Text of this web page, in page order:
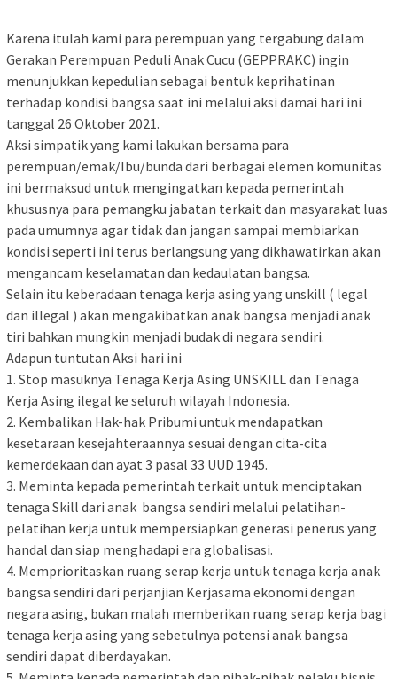
Karena itulah kami para perempuan yang tergabung dalam
Gerakan Perempuan Peduli Anak Cucu (GEPPRAKC) ingin
menunjukkan kepedulian sebagai bentuk keprihatinan
terhadap kondisi bangsa saat ini melalui aksi damai hari ini
tanggal 26 Oktober 2021.
Aksi simpatik yang kami lakukan bersama para
perempuan/emak/Ibu/bunda dari berbagai elemen komunitas
ini bermaksud untuk mengingatkan kepada pemerintah
khususnya para pemangku jabatan terkait dan masyarakat luas
pada umumnya agar tidak dan jangan sampai membiarkan
kondisi seperti ini terus berlangsung yang dikhawatirkan akan
mengancam keselamatan dan kedaulatan bangsa.
Selain itu keberadaan tenaga kerja asing yang unskill ( legal
dan illegal ) akan mengakibatkan anak bangsa menjadi anak
tiri bahkan mungkin menjadi budak di negara sendiri.
Adapun tuntutan Aksi hari ini
1. Stop masuknya Tenaga Kerja Asing UNSKILL dan Tenaga
Kerja Asing ilegal ke seluruh wilayah Indonesia.
2. Kembalikan Hak-hak Pribumi untuk mendapatkan
kesetaraan kesejahteraannya sesuai dengan cita-cita
kemerdekaan dan ayat 3 pasal 33 UUD 1945.
3. Meminta kepada pemerintah terkait untuk menciptakan
tenaga Skill dari anak bangsa sendiri melalui pelatihan-
pelatihan kerja untuk mempersiapkan generasi penerus yang
handal dan siap menghadapi era globalisasi.
4. Memprioritaskan ruang serap kerja untuk tenaga kerja anak
bangsa sendiri dari perjanjian Kerjasama ekonomi dengan
negara asing, bukan malah memberikan ruang serap kerja bagi
tenaga kerja asing yang sebetulnya potensi anak bangsa
sendiri dapat diberdayakan.